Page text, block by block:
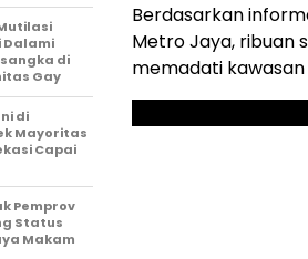
Berdasarkan
Metro Jaya, ribuan
memadati kawasan
Dalami
di
Gay
di
Mayoritas
Capai
Pemprov
Status
Makam